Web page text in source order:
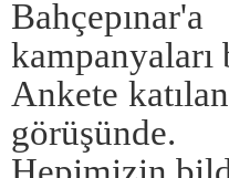
kampanyaları
Ankete
görüşünde.